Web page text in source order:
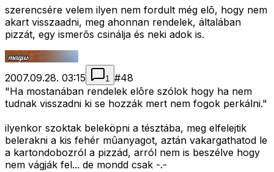
szerencsére velem ilyen nem fordult még elõ, hogy nem
akart visszaadni, meg ahonnan rendelek, általában
pizzát, egy ismerõs csinálja és neki adok is.
2007.09.28. 03:15 1 #48
"Ha mostanában rendelek elõre szólok hogy ha nem
tudnak visszadni ki se hozzák mert nem fogok perkálni."
ilyenkor szoktak beleköpni a tésztába, meg elfelejtik
belerakni a kis fehér mûanyagot, aztán vakargathatod le
a kartondobozról a pizzád, arról nem is beszélve hogy
nem vágják fel... de mondd csak -.-